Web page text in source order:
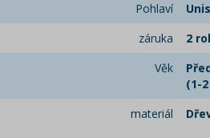
Pohlaví
záruka
2
Věk
(1-
materiál